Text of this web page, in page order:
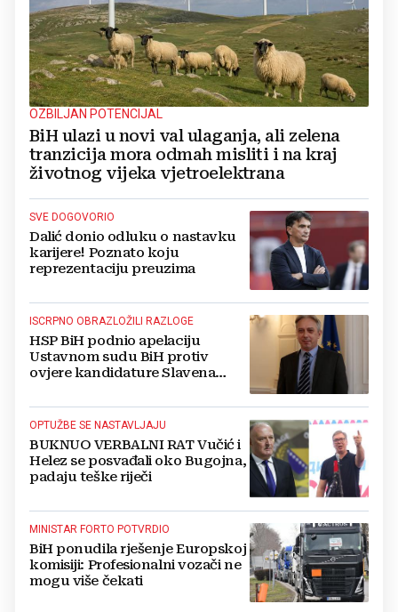
OZBILJAN POTENCIJAL
BiH ulazi u novi val ulaganja, ali zelena
tranzicija mora odmah misliti i na kraj
životnog vijeka vjetroelektrana
SVE DOGOVORIO
Dalić donio odluku o nastavku
karijere! Poznato koju
reprezentaciju preuzima
ISCRPNO OBRAZLOŽILI RAZLOGE
HSP BiH podnio apelaciju
Ustavnom sudu BiH protiv
ovjere kandidature Slavena
OPTUŽBE SE NASTAVLJAJU
BUKNUO VERBALNI RAT Vučić i
Helez se posvađali oko Bugojna,
padaju teške riječi
MINISTAR FORTO POTVRDIO
BiH ponudila rješenje Europskoj
komisiji: Profesionalni vozači ne
mogu više čekati